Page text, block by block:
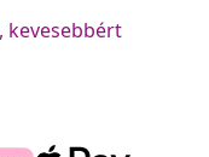
kevesebbért